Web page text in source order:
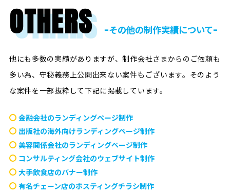
OTHERS ｰその他の制作実績についてｰ
他にも多数の実績がありますが、制作会社さまからのご依頼も
多い為、守秘義務上公開出来ない案件もございます。 そのよう
な案件を一部抜粋して下記に掲載しています。
金融会社のランディングページ制作
出版社の海外向けランディングページ制作
美容関係会社のランディングページ制作
コンサルティング会社のウェブサイト制作
大手飲食店のバナー制作
有名チェーン店のポスティングチラシ制作